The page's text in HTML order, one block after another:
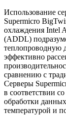
Использование
Supermicro
охлаждения Intel
(ADDL)
теплопроводную
эффективно
сравнению с
Серверы
в соответствии
обработки
температурой и